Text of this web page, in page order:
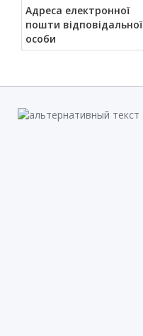
Адреса електронної
пошти відповідальної
особи